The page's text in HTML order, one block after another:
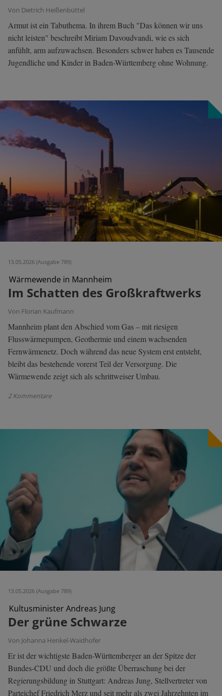
Von Dietrich Heißenbüttel
Armut ist ein Tabuthema. In ihrem Buch "Das können wir uns
nicht leisten" beschreibt Miriam Davoudvandi, wie es sich
anfühlt, arm aufzuwachsen. Besonders schwer haben es Tausende
Jugendliche und Kinder in Baden-Württemberg ohne Wohnung.
13.05.2026 (Ausgabe 789)
Wärmewende in Mannheim
Im Schatten des Großkraftwerks
Von Florian Kaufmann
Mannheim plant den Abschied vom Gas – mit riesigen
Flusswärmepumpen, Geothermie und einem wachsenden
Fernwärmenetz. Doch während das neue System erst entsteht,
bleibt das bestehende vorerst Teil der Versorgung. Die
Wärmewende zeigt sich als schrittweiser Umbau.
2 Kommentare
13.05.2026 (Ausgabe 789)
Kultusminister Andreas Jung
Der grüne Schwarze
Von Johanna Henkel-Waidhofer
Er ist der wichtigste Baden-Württemberger an der Spitze der
Bundes-CDU und doch die größte Überraschung bei der
Regierungsbildung in Stuttgart: Andreas Jung, Stellvertreter von
Parteichef Friedrich Merz und seit mehr als zwei Jahrzehnten im